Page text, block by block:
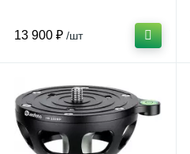
13 900 ₽ /шт